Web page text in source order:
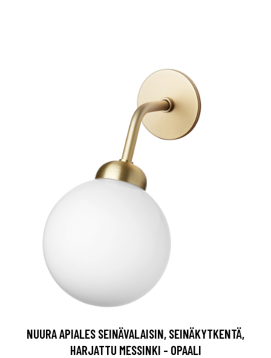
NUURA APIALES SEINÄVALAISIN, SEINÄKYTKENTÄ,
HARJATTU MESSINKI - OPAALI